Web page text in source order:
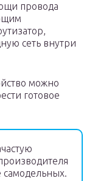
провода
сеть внутри
можно
готовое